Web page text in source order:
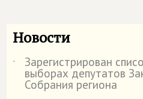
Новости
˙ Зарегистрирован
выборах депутатов
Собрания региона